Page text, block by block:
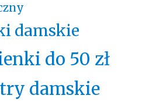
damskie
do 50 zł
damskie